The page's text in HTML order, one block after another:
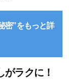
密”をもっと詳
ラクに！